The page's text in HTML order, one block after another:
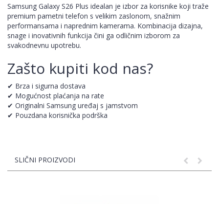
Samsung Galaxy S26 Plus idealan je izbor za korisnike koji traže
premium pametni telefon s velikim zaslonom, snažnim
performansama i naprednim kamerama. Kombinacija dizajna,
snage i inovativnih funkcija čini ga odličnim izborom za
svakodnevnu upotrebu.
Zašto kupiti kod nas?
✔ Brza i sigurna dostava
✔ Mogućnost plaćanja na rate
✔ Originalni Samsung uređaj s jamstvom
✔ Pouzdana korisnička podrška
SLIČNI PROIZVODI